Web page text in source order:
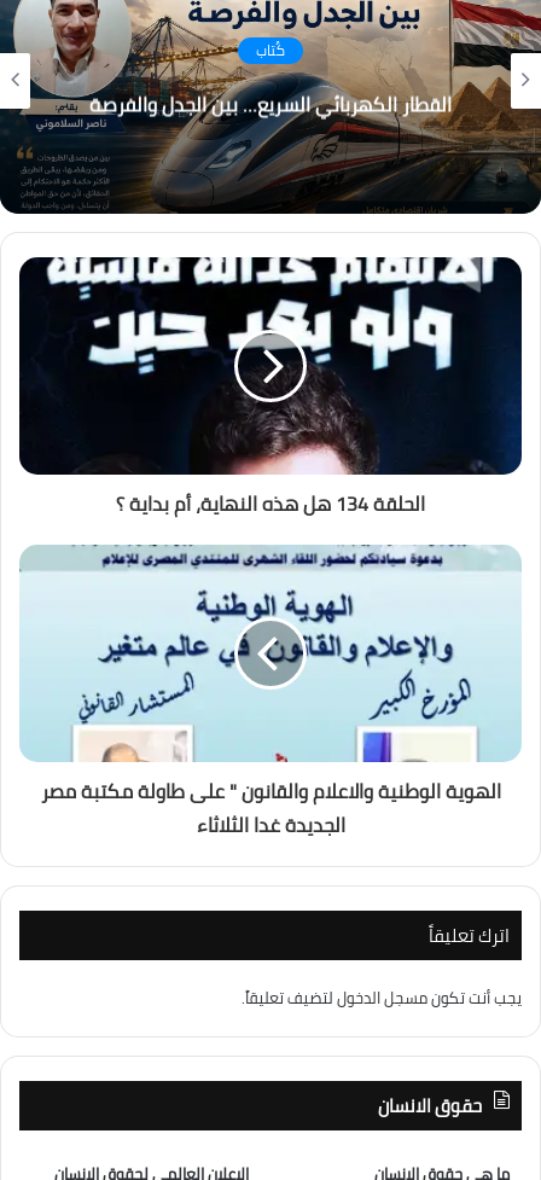
كُتاب
القطار الكهربائي السريع… بين الجدل والفرصة
الحلقة 134 هل هذه النهاية، أم بداية ؟
الهوية الوطنية والاعلام والقانون " على طاولة مكتبة مصر
الجديدة غدا الثلاثاء
اترك تعليقاً
يجب أنت تكونمسجل الدخوللتضيف تعليقاً.
حقوق الانسان
ما هى حقوق الانسان الإعلان العالمى لحقوق الانسان